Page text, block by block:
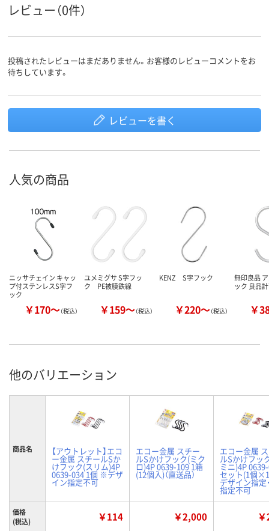
レビュー（0件）
投稿されたレビューはまだありません。お客様のレビューコメントをお
待ちしています。
レビューを書く
人気の商品
ニッサチェイン キャッ
プ付ステンレスS字フ
ック
￥170～（税込）
ユメミグサ S字フッ
ク PE被膜鉄線
￥159～（税込）
KENZ S字フック
￥220～（税込）
無印良品
ック 良品
￥
他のバリエーション
商品名 【アウトレット】エコ
ー金属 スチールSか
けフック(スリム)4P
0639-034 1個 ※デザ
イン指定不可
エコー金属 スチー
ルSかけフック(ミク
ロ)4P 0639-109 1箱
(12個入)（直送品）
エコー金属
ルSかけフッ
ミニ)4P
セット(1個
デザイン指定
指定不可
価格
(税込)
￥114 ￥2,000